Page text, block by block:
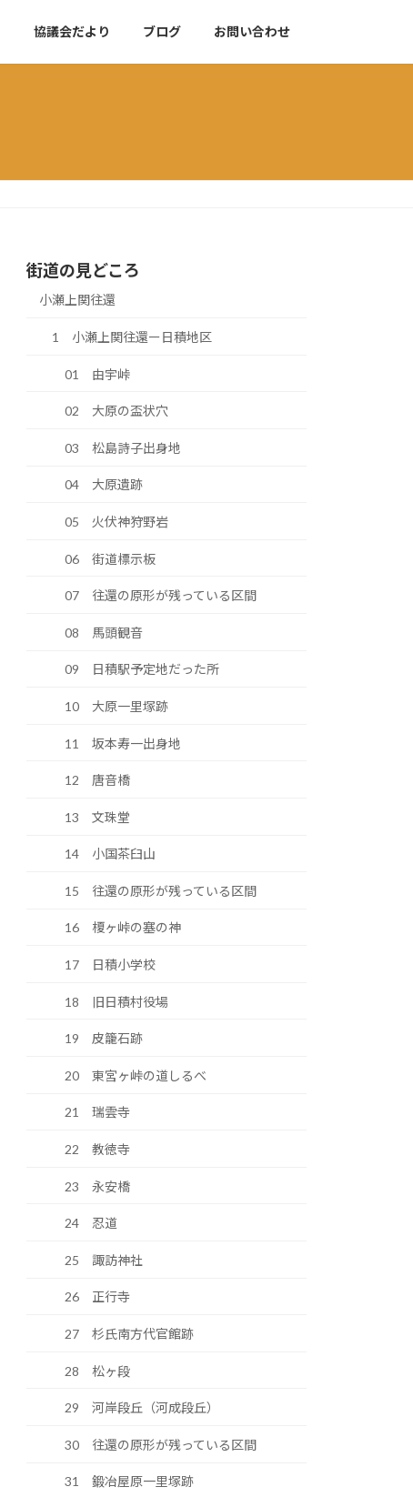
協議会だより ブログ お問い合わせ
街道の見どころ
小瀬上関往還
1 小瀬上関往還ー日積地区
01 由宇峠
02 大原の盃状穴
03 松島詩子出身地
04 大原遺跡
05 火伏神狩野岩
06 街道標示板
07 往還の原形が残っている区間
08 馬頭観音
09 日積駅予定地だった所
10 大原一里塚跡
11 坂本寿一出身地
12 唐音橋
13 文珠堂
14 小国茶臼山
15 往還の原形が残っている区間
16 榎ヶ峠の塞の神
17 日積小学校
18 旧日積村役場
19 皮籠石跡
20 東宮ヶ峠の道しるべ
21 瑞雲寺
22 教徳寺
23 永安橋
24 忍道
25 諏訪神社
26 正行寺
27 杉氏南方代官館跡
28 松ヶ段
29 河岸段丘（河成段丘）
30 往還の原形が残っている区間
31 鍛冶屋原一里塚跡